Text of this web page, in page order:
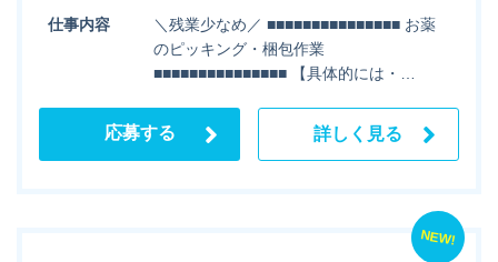
仕事内容
＼残業少なめ／ ■■■■■■■■■■■■■■■ お薬
のピッキング・梱包作業
■■■■■■■■■■■■■■■ 【具体的には・…
応募する 詳しく見る
NEW!